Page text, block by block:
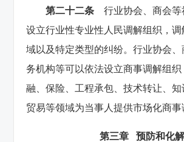
第二十二条 行业协会、商会等
设立行业性专业性人民调解组织，
域以及特定类型的纠纷。行业协会、
务机构等可以依法设立商事调解组
融、保险、工程承包、技术转让、
贸易等领域为当事人提供市场化商事
第三章 预防和化